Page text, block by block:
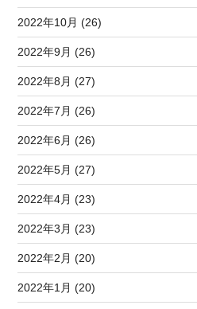
2022年10月 (26)
2022年9月 (26)
2022年8月 (27)
2022年7月 (26)
2022年6月 (26)
2022年5月 (27)
2022年4月 (23)
2022年3月 (23)
2022年2月 (20)
2022年1月 (20)